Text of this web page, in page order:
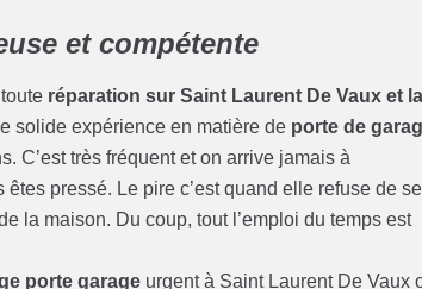
et compétente
réparation sur Saint Laurent De Vaux et la
solide expérience en matière de porte de
C’est très fréquent et on arrive jamais à
pressé. Le pire c’est quand elle refuse de se
la maison. Du coup, tout l’emploi du temps est
porte garage urgent à Saint Laurent De Vaux